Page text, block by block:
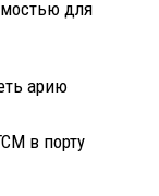
для
арию
в порту